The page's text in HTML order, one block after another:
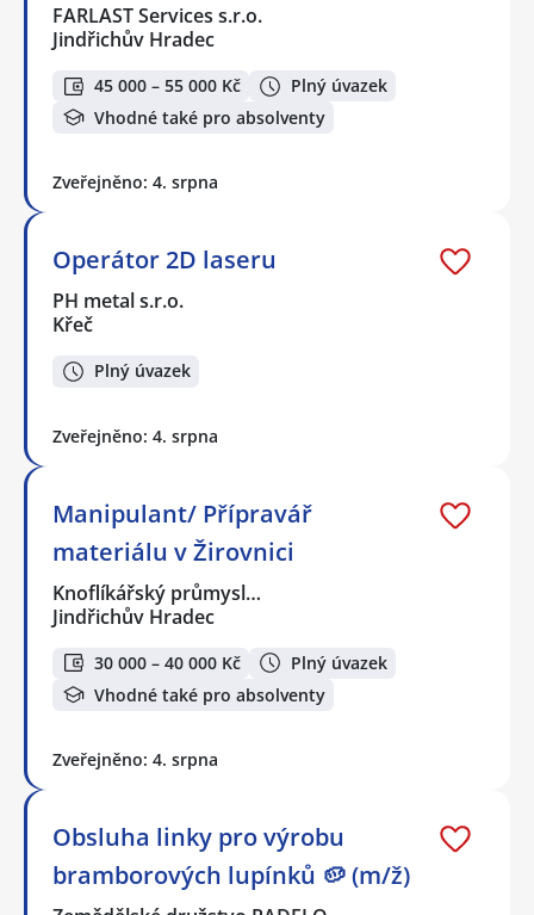
FARLAST Services s.r.o.
Jindřichův Hradec
45 000 – 55 000 Kč
Plný úvazek
Vhodné také pro absolventy
Zveřejněno: 4. srpna
Operátor 2D laseru
PH metal s.r.o.
Křeč
Plný úvazek
Zveřejněno: 4. srpna
Manipulant/ Přípravář
materiálu v Žirovnici
Knoflíkářský průmysl…
Jindřichův Hradec
30 000 – 40 000 Kč
Plný úvazek
Vhodné také pro absolventy
Zveřejněno: 4. srpna
Obsluha linky pro výrobu
bramborových lupínků 🥔 (m/ž)